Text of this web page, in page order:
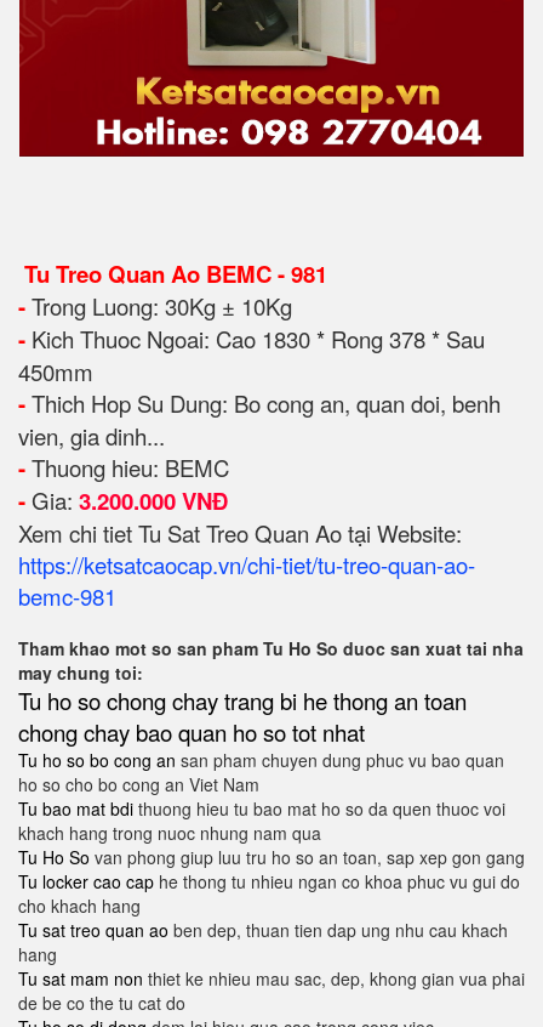
Tu Treo Quan Ao BEMC - 981
-Trong Luong: 30Kg ± 10Kg
- Kich Thuoc Ngoai: Cao 1830 * Rong 378 * Sau
450mm
-Thich Hop Su Dung: Bo cong an, quan doi, benh
vien, gia dinh...
-Thuong hieu: BEMC
- Gia: 3.200.000 VNĐ
Xem chi tiet Tu Sat Treo Quan Ao tại Website:
https://ketsatcaocap.vn/chi-tiet/tu-treo-quan-ao-
bemc-981
Tham khao mot so san pham Tu Ho So duoc san xuat tai nha
may chung toi:
Tu ho so chong chaytrang bi he thong an toan
chong chay bao quan ho so tot nhat
Tu ho so bo cong an san pham chuyen dung phuc vu bao quan
ho so cho bo cong an Viet Nam
Tu bao mat bdi thuong hieu tu bao mat ho so da quen thuoc voi
khach hang trong nuoc nhung nam qua
Tu Ho So van phong giup luu tru ho so an toan, sap xep gon gang
Tu locker cao cap he thong tu nhieu ngan co khoa phuc vu gui do
cho khach hang
Tu sat treo quan ao ben dep, thuan tien dap ung nhu cau khach
hang
Tu sat mam non thiet ke nhieu mau sac, dep, khong gian vua phai
de be co the tu cat do